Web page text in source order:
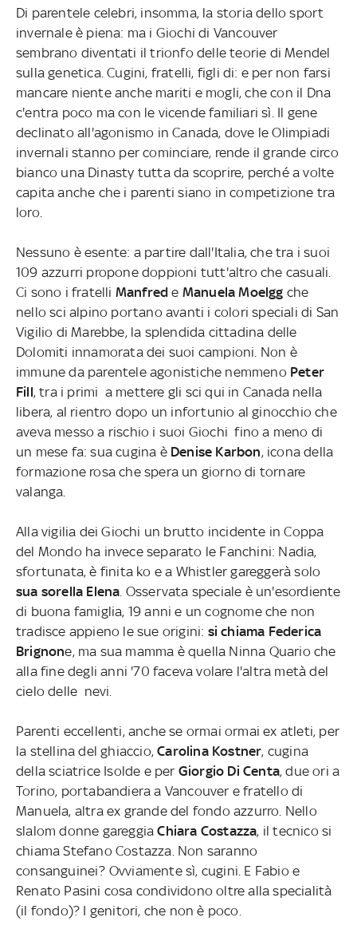
Di parentele celebri, insomma, la storia dello sport
invernale è piena: ma i Giochi di Vancouver
sembrano diventati il trionfo delle teorie di Mendel
sulla genetica. Cugini, fratelli, figli di: e per non farsi
mancare niente anche mariti e mogli, che con il Dna
c'entra poco ma con le vicende familiari sì. Il gene
declinato all'agonismo in Canada, dove le Olimpiadi
invernali stanno per cominciare, rende il grande circo
bianco una Dinasty tutta da scoprire, perché a volte
capita anche che i parenti siano in competizione tra
loro.
Nessuno è esente: a partire dall'Italia, che tra i suoi
109 azzurri propone doppioni tutt'altro che casuali.
Ci sono i fratelli Manfred e Manuela Moelgg che
nello sci alpino portano avanti i colori speciali di San
Vigilio di Marebbe, la splendida cittadina delle
Dolomiti innamorata dei suoi campioni. Non è
immune da parentele agonistiche nemmeno Peter
Fill, tra i primi a mettere gli sci qui in Canada nella
libera, al rientro dopo un infortunio al ginocchio che
aveva messo a rischio i suoi Giochi fino a meno di
un mese fa: sua cugina è Denise Karbon, icona della
formazione rosa che spera un giorno di tornare
valanga.
Alla vigilia dei Giochi un brutto incidente in Coppa
del Mondo ha invece separato le Fanchini: Nadia,
sfortunata, è finita ko e a Whistler gareggerà solo
sua sorella Elena . Osservata speciale è un'esordiente
di buona famiglia, 19 anni e un cognome che non
tradisce appieno le sue origini: si chiama Federica
Brignone, ma sua mamma è quella Ninna Quario che
alla fine degli anni '70 faceva volare l'altra metà del
cielo delle nevi.
Parenti eccellenti, anche se ormai ormai ex atleti, per
la stellina del ghiaccio,Carolina Kostner, cugina
della sciatrice Isolde e per Giorgio Di Centa, due ori a
Torino, portabandiera a Vancouver e fratello di
Manuela, altra ex grande del fondo azzurro. Nello
slalom donne gareggiaChiara Costazza, il tecnico si
chiama Stefano Costazza. Non saranno
consanguinei? Ovviamente sì, cugini. E Fabio e
Renato Pasini cosa condividono oltre alla specialità
(il fondo)? I genitori, che non è poco.